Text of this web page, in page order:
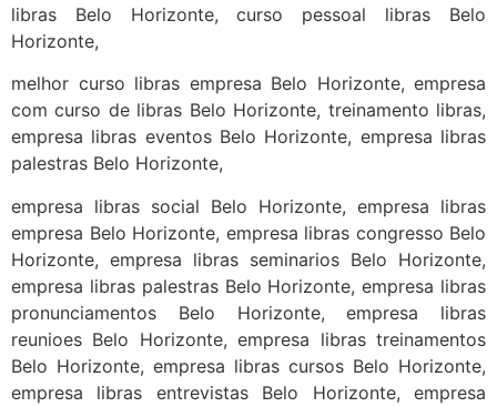
libras Belo Horizonte, curso pessoal libras Belo
Horizonte,
melhor curso libras empresa Belo Horizonte, empresa
com curso de libras Belo Horizonte, treinamento libras,
empresa libras eventos Belo Horizonte, empresa libras
palestras Belo Horizonte,
empresa libras social Belo Horizonte, empresa libras
empresa Belo Horizonte, empresa libras congresso Belo
Horizonte, empresa libras seminarios Belo Horizonte,
empresa libras palestras Belo Horizonte, empresa libras
pronunciamentos Belo Horizonte, empresa libras
reunioes Belo Horizonte, empresa libras treinamentos
Belo Horizonte, empresa libras cursos Belo Horizonte,
empresa libras entrevistas Belo Horizonte, empresa